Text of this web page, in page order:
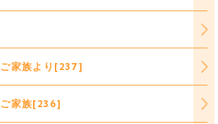
家族より[237]
家族[236]